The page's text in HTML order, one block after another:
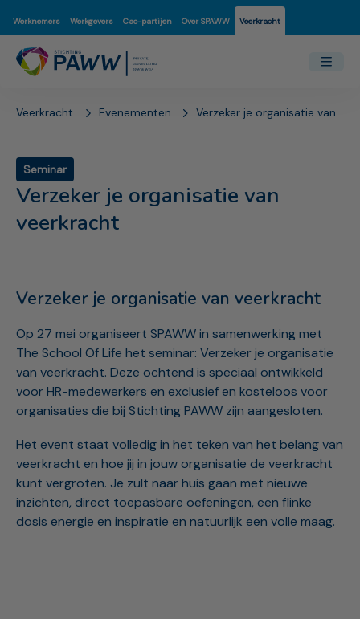
Werknemers Werkgevers Cao-partijen Over SPAWW Veerkracht
Veerkracht Evenementen Verzeker je organisatie van veerkracht
Seminar
Verzeker je organisatie van
veerkracht
Verzeker je organisatie van veerkracht
Op 27 mei organiseert SPAWW in samenwerking met
The School Of Life het seminar: Verzeker je organisatie
van veerkracht. Deze ochtend is speciaal ontwikkeld
voor HR-medewerkers en exclusief en kosteloos voor
organisaties die bij Stichting PAWW zijn aangesloten.
Het event staat volledig in het teken van het belang van
veerkracht en hoe jij in jouw organisatie de veerkracht
kunt vergroten. Je zult naar huis gaan met nieuwe
inzichten, direct toepasbare oefeningen, een flinke
dosis energie en inspiratie en natuurlijk een volle maag.